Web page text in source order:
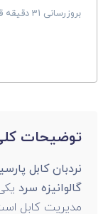
بروزرسانی 31 دقیقه قبل
توضیحات
گالوانیزه سرد
مدیریت کابل